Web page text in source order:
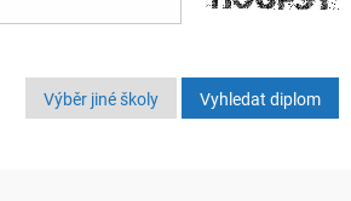
Výběr jiné školy